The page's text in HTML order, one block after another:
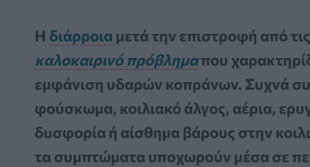
Η διάρροια μετά την επιστροφή από
καλοκαιρινό πρόβλημαπου
εμφάνιση υδαρών κοπράνων. Συχνά
φούσκωμα, κοιλιακό άλγος, αέρια,
δυσφορία ή αίσθημα βάρους στην
τα συμπτώματα υποχωρούν μέσα σε